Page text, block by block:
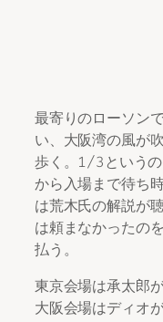
最寄りのローソン
い、大阪湾の風が
歩く。1/3という
から入場まで待ち
は荒木氏の解説が
は頼まなかったの
払う。
東京会場は承太郎
大阪会場はディオ